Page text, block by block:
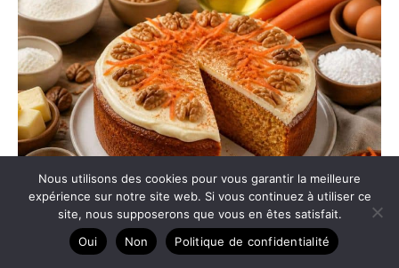
Recette de cheese carrot cake moelleux et savoureux
Nous utilisons des cookies pour vous garantir la meilleure
expérience sur notre site web. Si vous continuez à utiliser ce
site, nous supposerons que vous en êtes satisfait.
Oui
Non Politique de confidentialité